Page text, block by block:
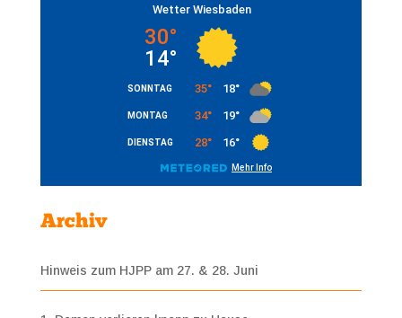
Archiv
Hinweis zum HJPP am 27. & 28. Juni